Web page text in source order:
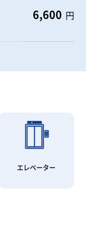
6,600 円
エレベーター